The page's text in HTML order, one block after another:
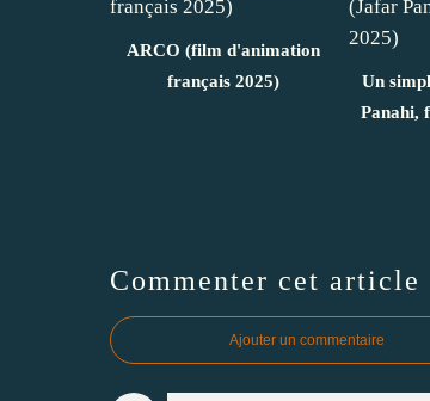
ARCO (film d'animation
français 2025)
Un
Panahi,
Commenter cet article
Ajouter un commentaire